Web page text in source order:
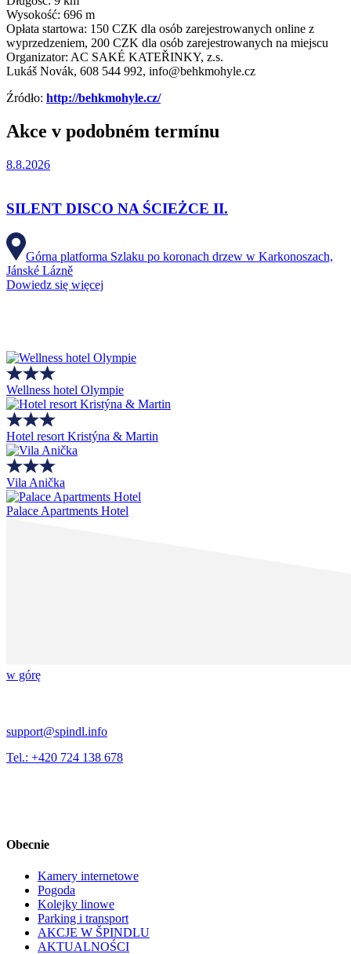
Wysokość: 696 m
Opłata startowa: 150 CZK dla osób zarejestrowanych online z
wyprzedzeniem, 200 CZK dla osób zarejestrowanych na miejscu
Organizator: AC SAKÉ KATEŘINKY, z.s.
Lukáš Novák, 608 544 992, info@behkmohyle.cz
Źródło: http://behkmohyle.cz/
Akce v podobném termínu
8.8.2026
SILENT DISCO NA ŚCIEŻCE II.
Górna platforma Szlaku po koronach drzew w Karkonoszach,
Jánské Lázně
Dowiedz się więcej
Wellness hotel Olympie
Hotel resort Kristýna & Martin
Vila Anička
Palace Apartments Hotel
w górę
support@spindl.info
Tel.: +420 724 138 678
Obecnie
Kamery internetowe
Pogoda
Kolejky linowe
Parking i transport
AKCJE W ŠPINDLU
AKTUALNOŚCI